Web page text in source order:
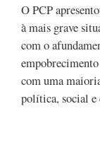
O PCP
à mais grave
com o
com uma
política, social